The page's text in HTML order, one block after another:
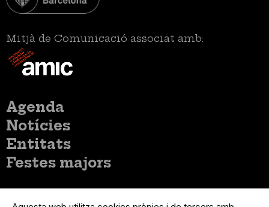
Mitjà de Comunicació associat amb:
Menú
principal
Agenda
Notícies
Entitats
Festes majors